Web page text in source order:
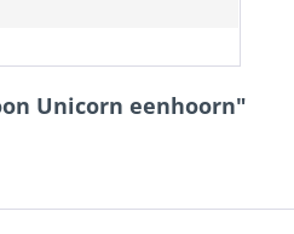
Unicorn eenhoorn"